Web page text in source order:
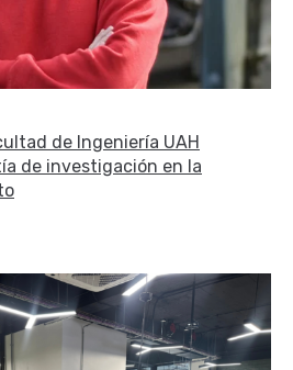
de Ingeniería UAH
de investigación en la